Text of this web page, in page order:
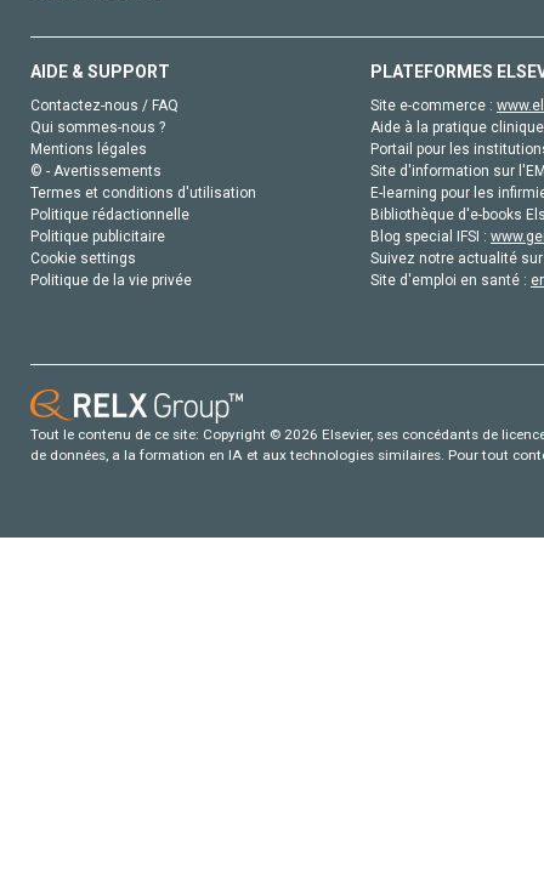
AIDE & SUPPORT
Contactez-nous / FAQ
Qui sommes-nous ?
Mentions légales
© - Avertissements
Termes et conditions d'utilisation
Politique rédactionnelle
Politique publicitaire
Cookie settings
Politique de la vie privée
PLATEFORMES
Site e-commerce :
Aide à la pratique
Portail pour les
Site d'information sur
E-learning pour les
Bibliothèque d'e-books
Blog special IFSI :
Suivez notre actualité
Site d'emploi en santé :
Tout le contenu de ce site: Copyright © 2026 Elsevier, ses concédants de
de données, a la formation en IA et aux technologies similaires. Pour tout